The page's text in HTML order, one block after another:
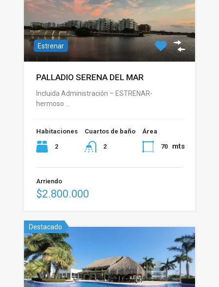
Estrenar
PALLADIO SERENA DEL MAR
Incluida Administración – ESTRENAR-
hermoso …
Habitaciones
2
Cuartos de baño
2
Área
70 mts
Arriendo
$2.800.000
Destacado